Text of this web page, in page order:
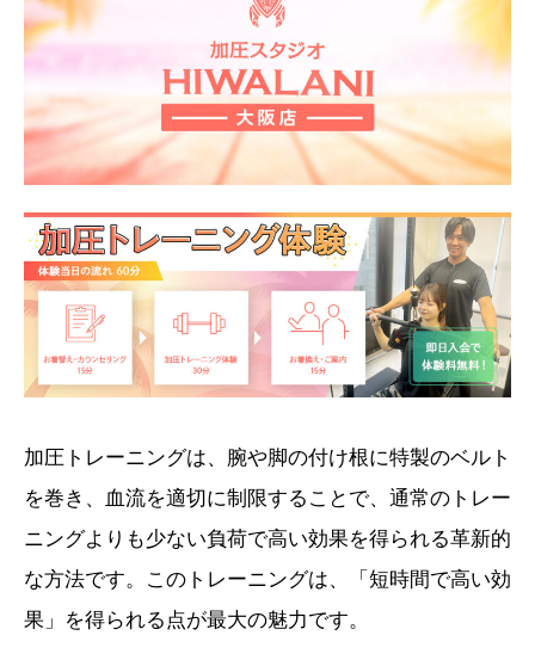
加圧トレーニングは、腕や脚の付け根に特製のベルト
を巻き、血流を適切に制限することで、通常のトレー
ニングよりも少ない負荷で高い効果を得られる革新的
な方法です。このトレーニングは、「短時間で高い効
果」を得られる点が最大の魅力です。